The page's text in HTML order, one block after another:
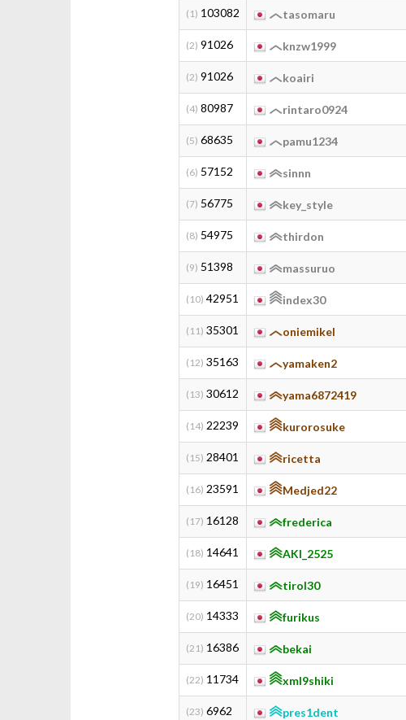
(1) 103082 tasomaru
(2) 91026 knzw1999
(2) 91026 koairi
(4) 80987 rintaro0924
(5) 68635 pamu1234
(6) 57152 sinnn
(7) 56775 key_style
(8) 54975 thirdon
(9) 51398 massuruo
(10) 42951 index30
(11) 35301 oniemikel
(12) 35163 yamaken2
(13) 30612 yama6872419
(14) 22239 kurorosuke
(15) 28401 ricetta
(16) 23591 Medjed22
(17) 16128 frederica
(18) 14641 AKI_2525
(19) 16451 tirol30
(20) 14333 furikus
(21) 16386 bekai
(22) 11734 xml9shiki
(23) 6962 pres1dent